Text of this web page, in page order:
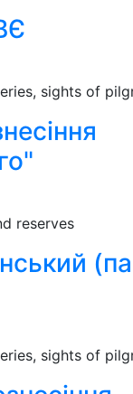
sights of
reserves
sights of